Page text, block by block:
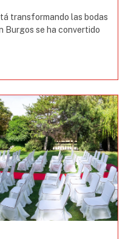
transformando las bodas
Burgos se ha convertido